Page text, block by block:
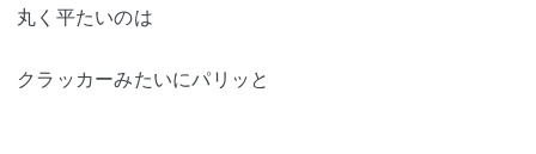
丸く平たいのは
クラッカーみたいにパリッと